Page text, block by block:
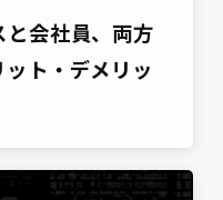
と会社員、両方
ト・デメリッ